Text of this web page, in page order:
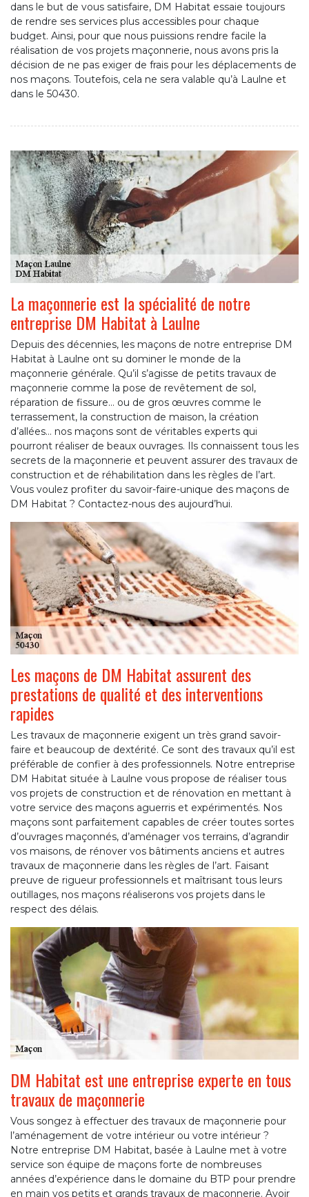
dans le but de vous satisfaire, DM Habitat essaie toujours
de rendre ses services plus accessibles pour chaque
budget. Ainsi, pour que nous puissions rendre facile la
réalisation de vos projets maçonnerie, nous avons pris la
décision de ne pas exiger de frais pour les déplacements de
nos maçons. Toutefois, cela ne sera valable qu’à Laulne et
dans le 50430.
La maçonnerie est la spécialité de notre
entreprise DM Habitat à Laulne
Depuis des décennies, les maçons de notre entreprise DM
Habitat à Laulne ont su dominer le monde de la
maçonnerie générale. Qu’il s’agisse de petits travaux de
maçonnerie comme la pose de revêtement de sol,
réparation de fissure… ou de gros œuvres comme le
terrassement, la construction de maison, la création
d’allées… nos maçons sont de véritables experts qui
pourront réaliser de beaux ouvrages. Ils connaissent tous les
secrets de la maçonnerie et peuvent assurer des travaux de
construction et de réhabilitation dans les règles de l’art.
Vous voulez profiter du savoir-faire-unique des maçons de
DM Habitat ? Contactez-nous des aujourd’hui.
Les maçons de DM Habitat assurent des
prestations de qualité et des interventions
rapides
Les travaux de maçonnerie exigent un très grand savoir-
faire et beaucoup de dextérité. Ce sont des travaux qu’il est
préférable de confier à des professionnels. Notre entreprise
DM Habitat située à Laulne vous propose de réaliser tous
vos projets de construction et de rénovation en mettant à
votre service des maçons aguerris et expérimentés. Nos
maçons sont parfaitement capables de créer toutes sortes
d’ouvrages maçonnés, d’aménager vos terrains, d’agrandir
vos maisons, de rénover vos bâtiments anciens et autres
travaux de maçonnerie dans les règles de l’art. Faisant
preuve de rigueur professionnels et maîtrisant tous leurs
outillages, nos maçons réaliserons vos projets dans le
respect des délais.
DM Habitat est une entreprise experte en tous
travaux de maçonnerie
Vous songez à effectuer des travaux de maçonnerie pour
l’aménagement de votre intérieur ou votre intérieur ?
Notre entreprise DM Habitat, basée à Laulne met à votre
service son équipe de maçons forte de nombreuses
années d’expérience dans le domaine du BTP pour prendre
en main vos petits et grands travaux de maçonnerie. Avoir